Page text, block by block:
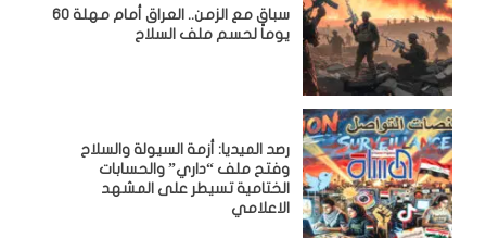
سباق مع الزمن.. العراق أمام مهلة 60
يوماً لحسم ملف السلاح
رصد الميديا: أزمة السيولة والسلاح
وفتح ملف “داري” والحسابات
الختامية تسيطر على المشهد
الاعلامي